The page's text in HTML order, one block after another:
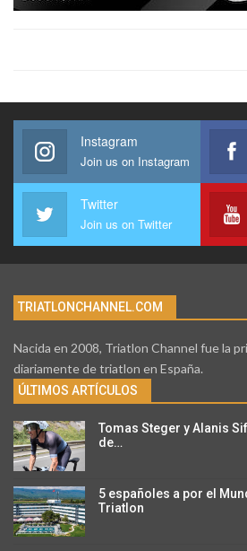
Instagram
Join us on Instagram
Twitter
Join us on Twitter
TRIATLONCHANNEL.COM
Nacida en 2008, Triatlon Channel fue la
diariamente de triatlon en España.
ÚLTIMOS ARTÍCULOS
Tomas Steger y Alanis
de…
5 españoles a por el
Triatlon